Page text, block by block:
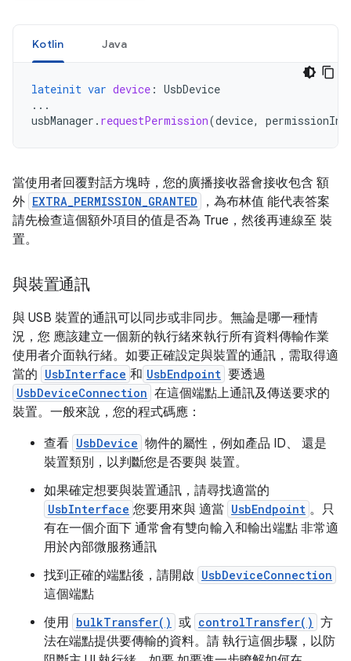
Kotlin Java
lateinit var device : UsbDevice
...
usbManager . requestPermission(device,
當使用者回覆對話方塊時，您的廣播接收器會接收包含 額
外 EXTRA_PERMISSION_GRANTED
，為布林值 能代表答案
請先檢查這個額外項目的值是否為 True，然後再連線至 裝
置。
與裝置通訊
與 USB 裝置的通訊可以同步或非同步。無論是哪一種情
況，您 應該建立一個新的執行緒來執行所有資料傳輸作業
使用者介面執行緒。如要正確設定與裝置的通訊，需取得適
當的 UsbInterface 和 UsbEndpoint 要透過
UsbDeviceConnection 在這個端點上通訊及傳送要求的
裝置。一般來說，您的程式碼應：
查看 UsbDevice 物件的屬性，例如產品 ID、 還是
裝置類別，以判斷您是否要與 裝置。
如果確定想要與裝置通訊，請尋找適當的
UsbInterface 您要用來與 適當 UsbEndpoint 。只
有在一個介面下 通常會有雙向輸入和輸出端點 非常適
用於內部微服務通訊
找到正確的端點後，請開啟 UsbDeviceConnection
這個端點
使用 bulkTransfer() 或 controlTransfer() 方
法在端點提供要傳輸的資料。請 執行這個步驟，以防